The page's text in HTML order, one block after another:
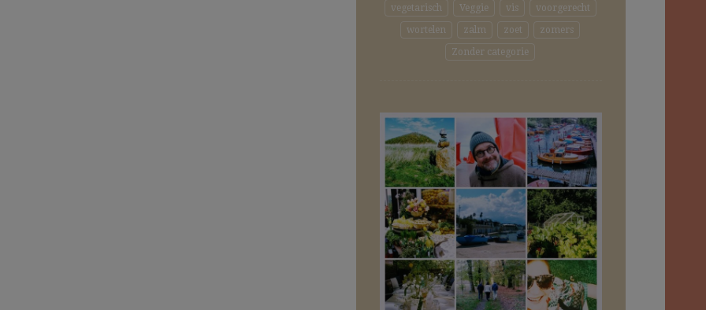
vegetarisch
Veggie vis
voorgerecht
wortelen
zalm zoet
zomers
Zonder categorie